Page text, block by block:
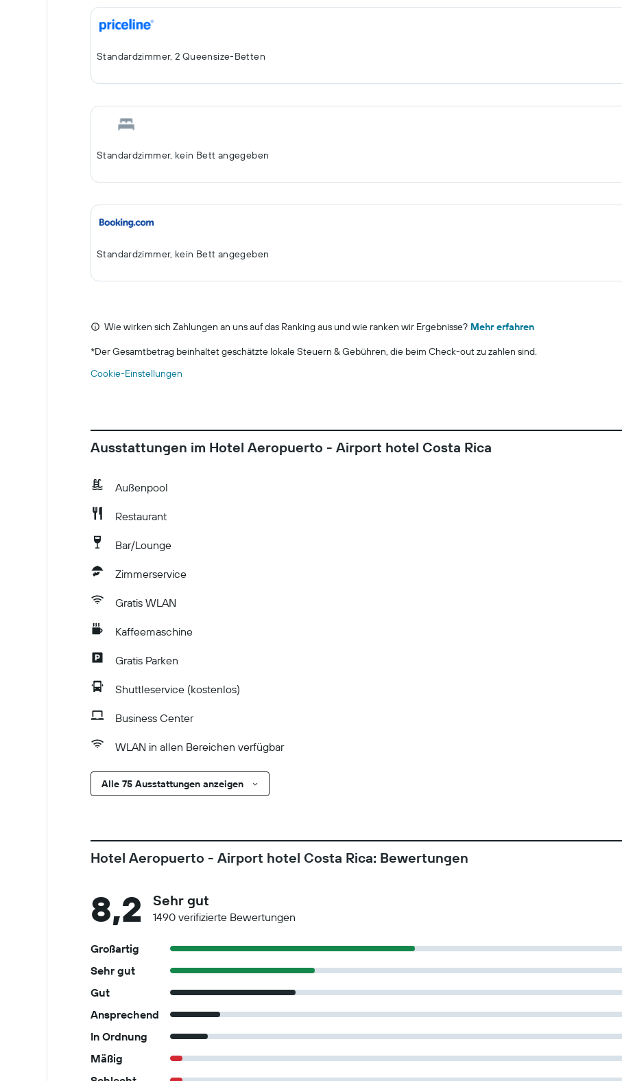
Standardzimmer, 2 Queensize-Betten
Standardzimmer, kein Bett angegeben
Standardzimmer, kein Bett angegeben
Wie wirken sich Zahlungen an uns auf das Ranking aus und wie ranken wir Ergebnisse? Mehr erfahren
*Der Gesamtbetrag beinhaltet geschätzte lokale Steuern & Gebühren, die beim Check-out zu zahlen sind.
Cookie-Einstellungen
Ausstattungen im Hotel Aeropuerto - Airport hotel Costa Rica
Außenpool
Restaurant
Bar/Lounge
Zimmerservice
Gratis WLAN
Kaffeemaschine
Gratis Parken
Shuttleservice (kostenlos)
Business Center
WLAN in allen Bereichen verfügbar
Alle 75 Ausstattungen anzeigen
Hotel Aeropuerto - Airport hotel Costa Rica: Bewertungen
8,2 Sehr gut
1490 verifizierte Bewertungen
Großartig
Sehr gut
Gut
Ansprechend
In Ordnung
Mäßig